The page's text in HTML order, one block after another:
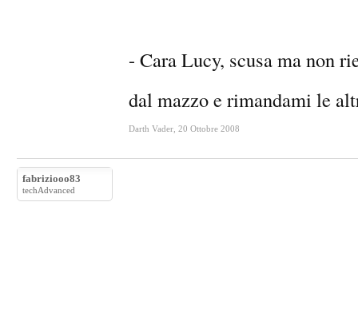
- Cara Lucy, scusa ma non
dal mazzo e rimandami le
Darth Vader 20 Ottobre 2008
fabriziooo83
techAdvanced